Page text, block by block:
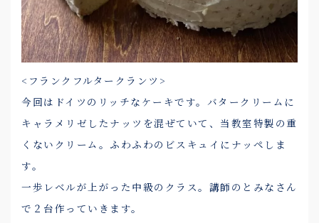
<フランクフルタークランツ>
今回はドイツのリッチなケーキです。バタークリームに
キャラメリゼしたナッツを混ぜていて、当教室特製の重
くないクリーム。ふわふわのビスキュイにナッペしま
す。
一歩レベルが上がった中級のクラス。講師のとみなさん
で２台作っていきます。